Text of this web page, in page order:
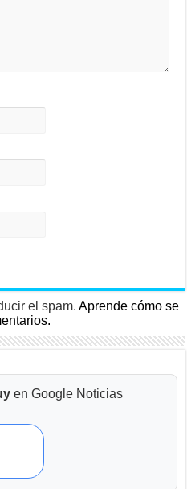
el spam.Aprende cómo se
en Google Noticias